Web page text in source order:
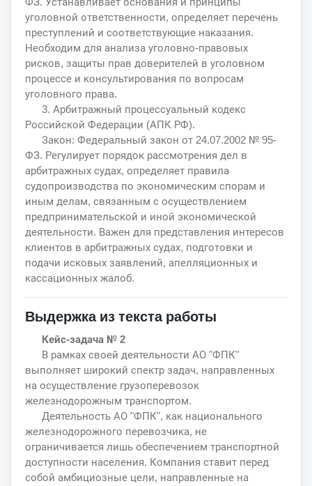
уголовной ответственности, определяет перечень
преступлений и соответствующие наказания.
Необходим для анализа уголовно-правовых
рисков, защиты прав доверителей в уголовном
процессе и консультирования по вопросам
уголовного права.
3. Арбитражный процессуальный кодекс
Российской Федерации (АПК РФ).
Закон: Федеральный закон от 24.07.2002 № 95-
ФЗ. Регулирует порядок рассмотрения дел в
арбитражных судах, определяет правила
судопроизводства по экономическим спорам и
иным делам, связанным с осуществлением
предпринимательской и иной экономической
деятельности. Важен для представления интересов
клиентов в арбитражных судах, подготовки и
подачи исковых заявлений, апелляционных и
кассационных жалоб.
Выдержка из текста работы
Кейс-задача № 2
В рамках своей деятельности АО "ФПК"
выполняет широкий спектр задач, направленных
на осуществление грузоперевозок
железнодорожным транспортом.
Деятельность АО "ФПК", как национального
железнодорожного перевозчика, не
ограничивается лишь обеспечением транспортной
доступности населения. Компания ставит перед
собой амбициозные цели, направленные на